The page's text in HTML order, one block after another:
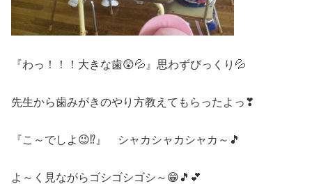
『わっ！！！大きな歯😲💦』思わずびっくり💦
先生から歯みがきのやり方教えてもらったよっ❣
『こ～でしよ😉⁉』 シャカシャカシャカ～🎵
よ～く見ながらゴシゴシゴシ～😁🎵💕